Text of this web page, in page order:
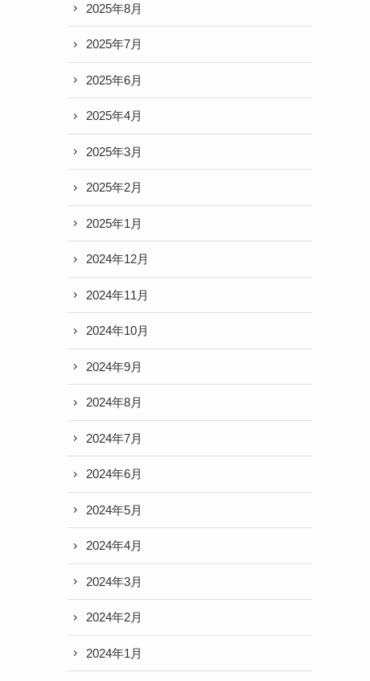
2025年8月
2025年7月
2025年6月
2025年4月
2025年3月
2025年2月
2025年1月
2024年12月
2024年11月
2024年10月
2024年9月
2024年8月
2024年7月
2024年6月
2024年5月
2024年4月
2024年3月
2024年2月
2024年1月